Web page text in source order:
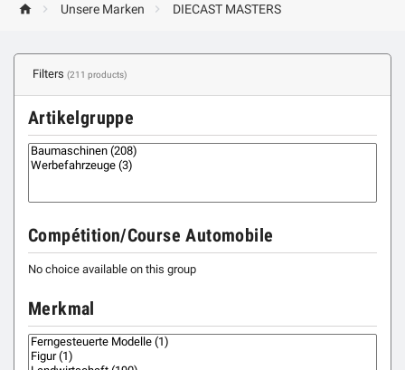
  Unsere Marken  DIECAST MASTERS
Filters (211 products)
Artikelgruppe
Compétition/Course Automobile
No choice available on this group
Merkmal